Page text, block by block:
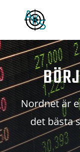
Nordnet är
det bästa